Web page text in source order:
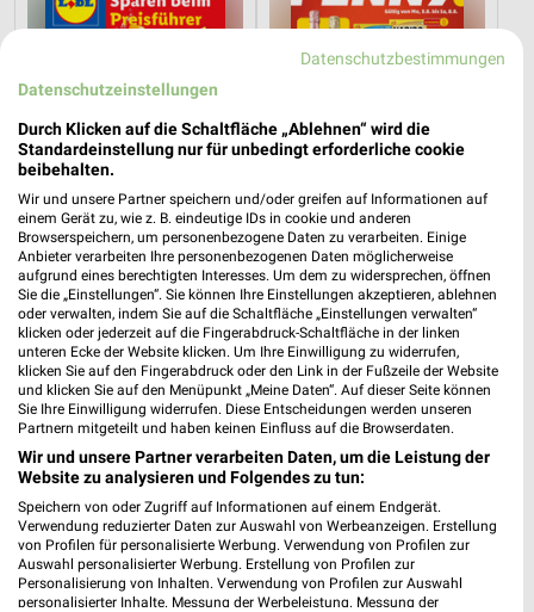
1,7 km
Angebote ab 10.08.
Gültig ab Mo. 10.08.
1,8 km
Angebote ab 03.08.
Noch morgen gültig
toom Baumarkt XXXLutz
Datenschutzbestimmungen
Datenschutzeinstellungen
Durch Klicken auf die Schaltfläche „Ablehnen“ wird die
Standardeinstellung nur für unbedingt erforderliche cookie
beibehalten.
Wir und unsere Partner speichern und/oder greifen auf Informationen auf
einem Gerät zu, wie z. B. eindeutige IDs in cookie und anderen
Browserspeichern, um personenbezogene Daten zu verarbeiten. Einige
Anbieter verarbeiten Ihre personenbezogenen Daten möglicherweise
aufgrund eines berechtigten Interesses. Um dem zu widersprechen, öffnen
Sie die „Einstellungen“. Sie können Ihre Einstellungen akzeptieren, ablehnen
oder verwalten, indem Sie auf die Schaltfläche „Einstellungen verwalten“
klicken oder jederzeit auf die Fingerabdruck-Schaltfläche in der linken
unteren Ecke der Website klicken. Um Ihre Einwilligung zu widerrufen,
klicken Sie auf den Fingerabdruck oder den Link in der Fußzeile der Website
und klicken Sie auf den Menüpunkt „Meine Daten“. Auf dieser Seite können
Sie Ihre Einwilligung widerrufen. Diese Entscheidungen werden unseren
Partnern mitgeteilt und haben keinen Einfluss auf die Browserdaten.
Wir und unsere Partner verarbeiten Daten, um die Leistung der
Website zu analysieren und Folgendes zu tun:
Speichern von oder Zugriff auf Informationen auf einem Endgerät.
Verwendung reduzierter Daten zur Auswahl von Werbeanzeigen. Erstellung
von Profilen für personalisierte Werbung. Verwendung von Profilen zur
Auswahl personalisierter Werbung. Erstellung von Profilen zur
Personalisierung von Inhalten. Verwendung von Profilen zur Auswahl
personalisierter Inhalte. Messung der Werbeleistung. Messung der